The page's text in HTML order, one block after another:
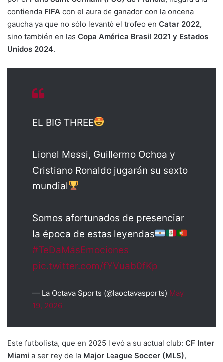
contienda FIFA con el aura de ganador con la oncena
gaucha ya que no sólo levantó el trofeo en Catar 2022,
sino también en las Copa América Brasil 2021 y Estados
Unidos 2024.
EL BIG THREE
Lionel Messi, Guillermo Ochoa y
Cristiano Ronaldo jugarán su sexto
mundial
Somos afortunados de presenciar
la época de estas leyendas
#TeDaMásEmociones
pic.twitter.com/fYVuab0fKp
— La Octava Sports (@laoctavasports) May
19, 2026
Este futbolista, que en 2025 llevó a su actual club: CF Inter
Miami a ser rey de la Major League Soccer (MLS),